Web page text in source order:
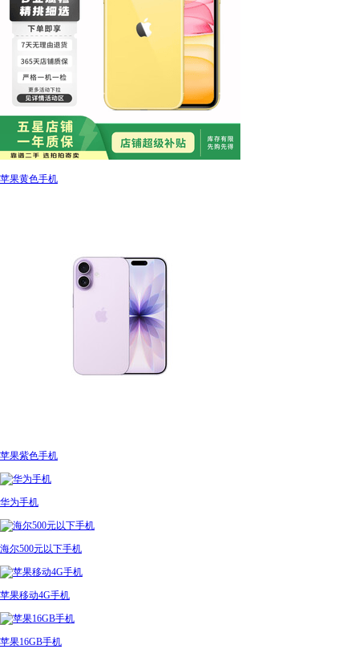
苹果黄色手机
苹果紫色手机
华为手机
海尔500元以下手机
苹果移动4G手机
苹果16GB手机